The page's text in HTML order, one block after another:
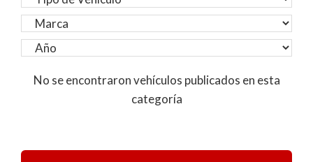
No se encontraron vehículos publicados en esta
categoría